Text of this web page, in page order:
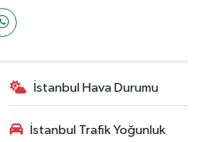
İstanbul Hava Durumu
İstanbul Trafik Yoğunluk